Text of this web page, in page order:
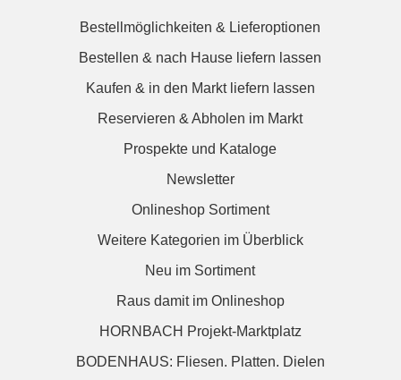
Bestellmöglichkeiten & Lieferoptionen
Bestellen & nach Hause liefern lassen
Kaufen & in den Markt liefern lassen
Reservieren & Abholen im Markt
Prospekte und Kataloge
Newsletter
Onlineshop Sortiment
Weitere Kategorien im Überblick
Neu im Sortiment
Raus damit im Onlineshop
HORNBACH Projekt-Marktplatz
BODENHAUS: Fliesen. Platten. Dielen